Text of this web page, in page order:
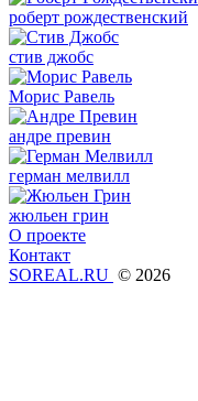
роберт рождественский
стив джобс
Морис Равель
андре превин
герман мелвилл
жюльен грин
О проекте
Контакт
SOREAL.RU © 2026